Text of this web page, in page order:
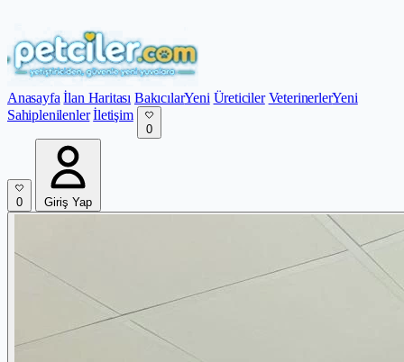
Anasayfa İlan Haritası BakıcılarYeni Üreticiler VeterinerlerYeni
Sahiplenilenler İletişim
0
0 Giriş Yap